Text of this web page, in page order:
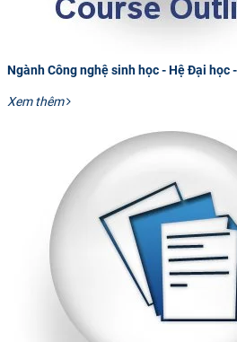
Ngành Công nghệ sinh học - Hệ Đại học
Xem thêm